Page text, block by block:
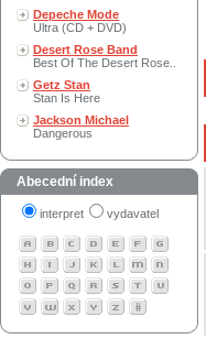
Depeche Mode
Ultra (CD + DVD)
Desert Rose Band
Best Of The Desert Rose..
Getz Stan
Stan Is Here
Jackson Michael
Dangerous
Abecední index
interpret vydavatel